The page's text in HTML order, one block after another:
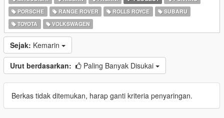
PORSCHE
RANGE ROVER ROLLS ROYCE
SUBARU
TOYOTA
VOLKSWAGEN
Sejak: Kemarin
Urut berdasarkan: Paling Banyak Disukai
Berkas tidak ditemukan, harap ganti kriteria penyaringan.